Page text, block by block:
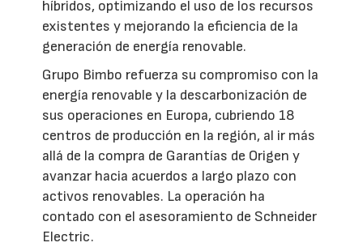
híbridos, optimizando el uso de los recursos
existentes y mejorando la eficiencia de la
generación de energía renovable.
Grupo Bimbo refuerza su compromiso con la
energía renovable y la descarbonización de
sus operaciones en Europa, cubriendo 18
centros de producción en la región, al ir más
allá de la compra de Garantías de Origen y
avanzar hacia acuerdos a largo plazo con
activos renovables. La operación ha
contado con el asesoramiento de Schneider
Electric.